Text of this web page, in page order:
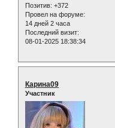
Позитив: +372
Провел на форуме:
14 дней 2 часа
Последний визит:
08-01-2025 18:38:34
Карина09
Участник